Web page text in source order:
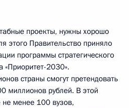
проекты, нужны хорошо
этого Правительство приняло
программы стратегического
«Приоритет-2030».
страны смогут претендовать
миллионов рублей. В этой
не менее 100 вузов,